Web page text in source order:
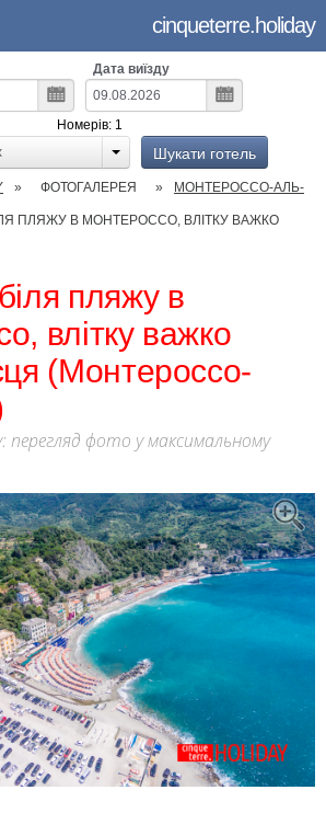
cinqueterre.holiday
Дата виїзду
Номерів: 1
Шукати готель
ФОТОГАЛЕРЕЯ МОНТЕРОССО-АЛЬ-
ПЛЯЖУ В МОНТЕРОССО, ВЛІТКУ ВАЖКО
пляжу в
влітку важко
(Монтероссо-
перегляд фото у максимальному